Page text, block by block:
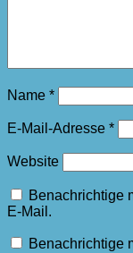
Name *
E-Mail-Adresse *
Website
Benachrichtige
E-Mail.
Benachrichtige